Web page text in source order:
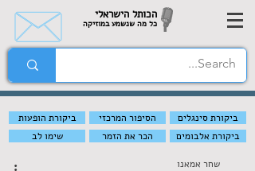
הכותל הישראלי
כל מה שנשמע במוזיקה
ביקורת הופעות הסיפור המרכזי
ביקורת סינגלים
שימו לב
הכר את הזמר ביקורת אלבומים
שחר אמאנו